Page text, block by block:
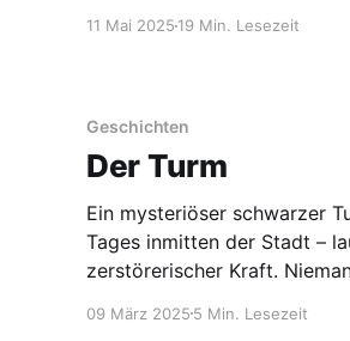
11 Mai 2025 19 Min. Lesezeit
Geschichten
Der Turm
Ein mysteriöser schwarzer
Tages inmitten der Stadt –
zerstörerischer Kraft.
Turm zu sprechen und
09 März 2025 5 Min. Lesezeit